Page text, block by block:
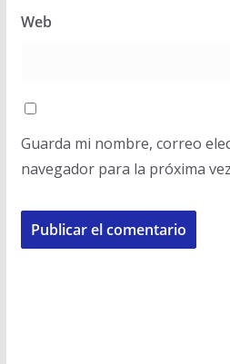
Web
Guarda mi nombre, correo
navegador para la próxima